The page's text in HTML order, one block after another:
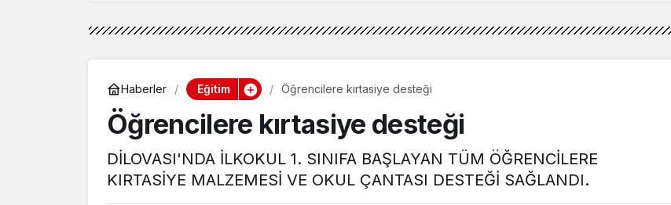
Haberler Eğitim Öğrencilere kırtasiye desteği
Öğrencilere kırtasiye desteği
DİLOVASI'NDA İLKOKUL 1. SINIFA BAŞLAYAN TÜM ÖĞRENCİLERE
KIRTASİYE MALZEMESİ VE OKUL ÇANTASI DESTEĞİ SAĞLANDI.